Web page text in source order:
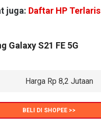
juga: Daftar HP Terlaris
Galaxy S21 FE 5G
Harga Rp 8,2 Jutaan
BELI DI SHOPEE >>